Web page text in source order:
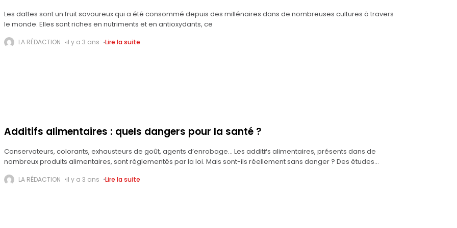
Les dattes sont un fruit savoureux qui a été consommé depuis des millénaires dans de nombreuses cultures à travers
le monde. Elles sont riches en nutriments et en antioxydants, ce
LA RÉDACTION il y a 3 ans Lire la suite
Additifs alimentaires : quels dangers pour la santé ?
Conservateurs, colorants, exhausteurs de goût, agents d’enrobage… Les additifs alimentaires, présents dans de
nombreux produits alimentaires, sont réglementés par la loi. Mais sont-ils réellement sans danger ? Des études
LA RÉDACTION il y a 3 ans Lire la suite